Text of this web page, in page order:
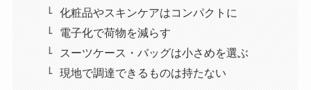
化粧品やスキンケアはコンパクトに
電子化で荷物を減らす
スーツケース・バッグは小さめを選ぶ
現地で調達できるものは持たない